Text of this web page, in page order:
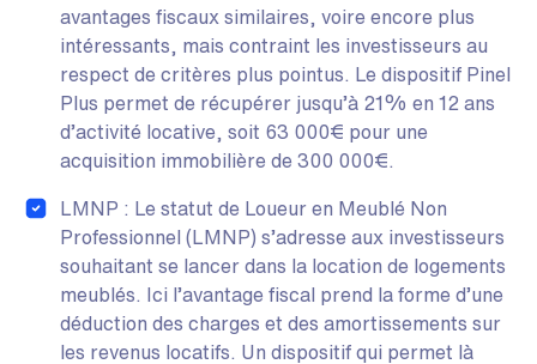
avantages fiscaux similaires, voire encore plus
intéressants, mais contraint les investisseurs au
respect de critères plus pointus. Le dispositif Pinel
Plus permet de récupérer jusqu’à 21% en 12 ans
d’activité locative, soit 63 000€ pour une
acquisition immobilière de 300 000€.
LMNP : Le statut de Loueur en Meublé Non
Professionnel (LMNP) s’adresse aux investisseurs
souhaitant se lancer dans la location de logements
meublés. Ici l’avantage fiscal prend la forme d’une
déduction des charges et des amortissements sur
les revenus locatifs. Un dispositif qui permet là